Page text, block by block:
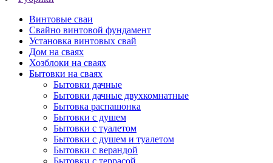
Винтовые сваи
Свайно винтовой фундамент
Установка винтовых свай
Дом на сваях
Хозблоки на сваях
Бытовки на сваях
Бытовки дачные
Бытовки дачные двухкомнатные
Бытовка распашонка
Бытовки с душем
Бытовки с туалетом
Бытовки с душем и туалетом
Бытовки с верандой
Бытовки с террасой